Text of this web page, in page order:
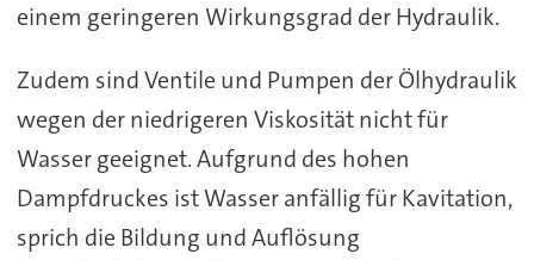
einem geringeren Wirkungsgrad der Hydraulik.
Zudem sind Ventile und Pumpen der Ölhydraulik
wegen der niedrigeren Viskosität nicht für
Wasser geeignet. Aufgrund des hohen
Dampfdruckes ist Wasser anfällig für Kavitation,
sprich die Bildung und Auflösung